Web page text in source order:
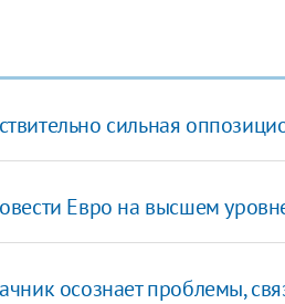
сильная
Евро на высшем
осознает проблемы,